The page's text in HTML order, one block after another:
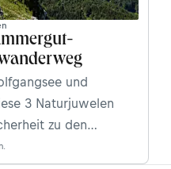
und
3 Naturjuwelen
zu den
im